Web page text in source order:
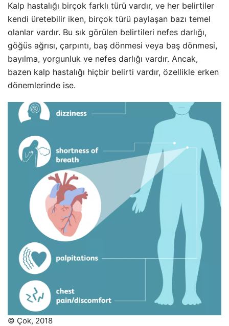
Kalp hastalığı birçok farklı türü vardır, ve her belirtiler
kendi üretebilir iken, birçok türü paylaşan bazı temel
olanlar vardır. Bu sık görülen belirtileri nefes darlığı,
göğüs ağrısı, çarpıntı, baş dönmesi veya baş dönmesi,
bayılma, yorgunluk ve nefes darlığı vardır. Ancak,
bazen kalp hastalığı hiçbir belirti vardır, özellikle erken
dönemlerinde ise.
© Çok, 2018